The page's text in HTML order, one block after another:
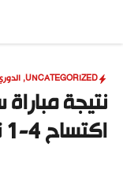
المحتوى
UNCATEGORIZED
,
نتيجة
اكتساح 4-1 تاريخي للألمان